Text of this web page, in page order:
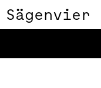
Sägenvier